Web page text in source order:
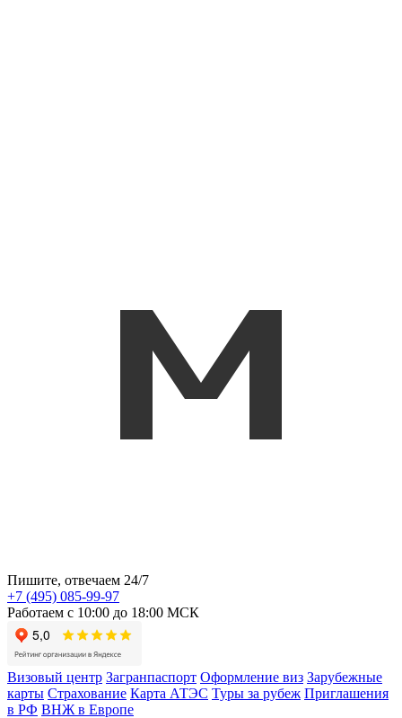
Пишите, отвечаем 24/7
+7 (495) 085-99-97
Работаем с 10:00 до 18:00 МСК
Визовый центр Загранпаспорт Оформление виз Зарубежные
карты Страхование Карта АТЭС Туры за рубеж Приглашения
в РФ ВНЖ в Европе